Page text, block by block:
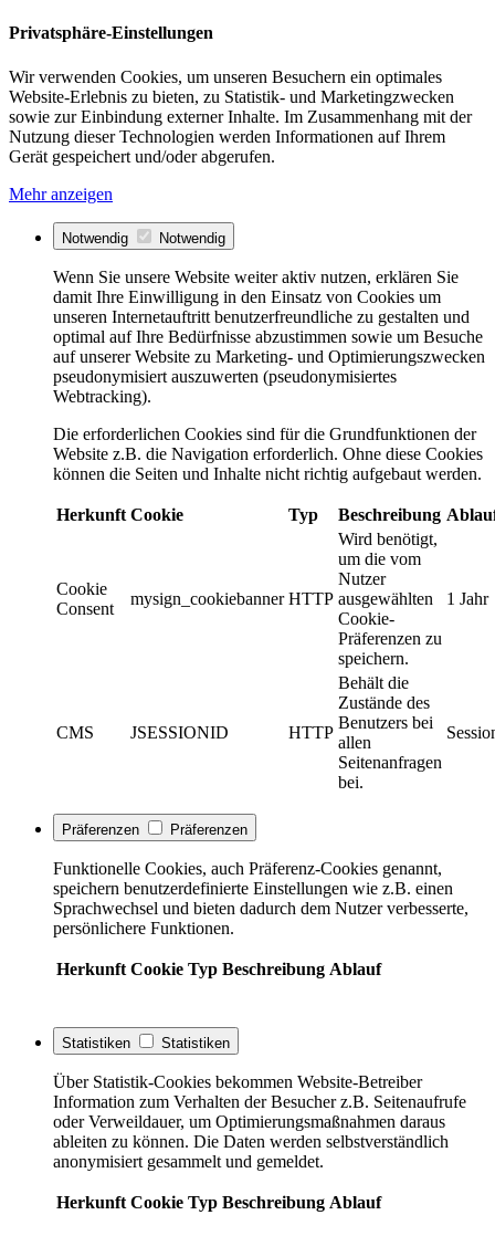
Privatsphäre-Einstellungen
Wir verwenden Cookies, um unseren Besuchern ein optimales
Website-Erlebnis zu bieten, zu Statistik- und Marketingzwecken
sowie zur Einbindung externer Inhalte. Im Zusammenhang mit der
Nutzung dieser Technologien werden Informationen auf Ihrem
Gerät gespeichert und/oder abgerufen.
Mehr anzeigen
Notwendig Notwendig
Wenn Sie unsere Website weiter aktiv nutzen, erklären Sie
damit Ihre Einwilligung in den Einsatz von Cookies um
unseren Internetauftritt benutzerfreundliche zu gestalten und
optimal auf Ihre Bedürfnisse abzustimmen sowie um Besuche
auf unserer Website zu Marketing- und Optimierungszwecken
pseudonymisiert auszuwerten (pseudonymisiertes
Webtracking).
Die erforderlichen Cookies sind für die Grundfunktionen der
Website z.B. die Navigation erforderlich. Ohne diese Cookies
können die Seiten und Inhalte nicht richtig aufgebaut werden.
Herkunft Cookie Typ Beschreibung
Cookie
Consent
mysign_cookiebanner HTTP
Wird benötigt,
um die vom
Nutzer
ausgewählten
Cookie-
Präferenzen zu
speichern.
1 Jahr
CMS JSESSIONID HTTP
Behält die
Zustände des
Benutzers bei
allen
Seitenanfragen
bei.
Präferenzen Präferenzen
Funktionelle Cookies, auch Präferenz-Cookies genannt,
speichern benutzerdefinierte Einstellungen wie z.B. einen
Sprachwechsel und bieten dadurch dem Nutzer verbesserte,
persönlichere Funktionen.
Herkunft Cookie Typ Beschreibung Ablauf
Statistiken Statistiken
Über Statistik-Cookies bekommen Website-Betreiber
Information zum Verhalten der Besucher z.B. Seitenaufrufe
oder Verweildauer, um Optimierungsmaßnahmen daraus
ableiten zu können. Die Daten werden selbstverständlich
anonymisiert gesammelt und gemeldet.
Herkunft Cookie Typ Beschreibung Ablauf